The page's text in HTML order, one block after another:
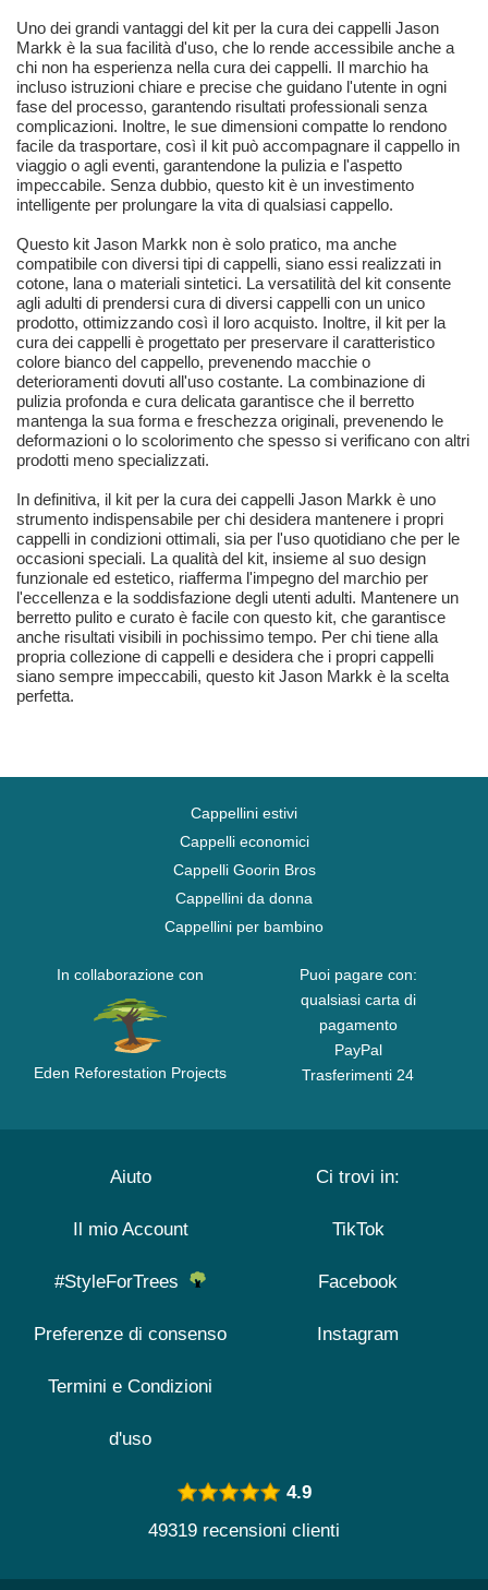
Uno dei grandi vantaggi del kit per la cura dei cappelli Jason
Markk è la sua facilità d'uso, che lo rende accessibile anche a
chi non ha esperienza nella cura dei cappelli. Il marchio ha
incluso istruzioni chiare e precise che guidano l'utente in ogni
fase del processo, garantendo risultati professionali senza
complicazioni. Inoltre, le sue dimensioni compatte lo rendono
facile da trasportare, così il kit può accompagnare il cappello in
viaggio o agli eventi, garantendone la pulizia e l'aspetto
impeccabile. Senza dubbio, questo kit è un investimento
intelligente per prolungare la vita di qualsiasi cappello.
Questo kit Jason Markk non è solo pratico, ma anche
compatibile con diversi tipi di cappelli, siano essi realizzati in
cotone, lana o materiali sintetici. La versatilità del kit consente
agli adulti di prendersi cura di diversi cappelli con un unico
prodotto, ottimizzando così il loro acquisto. Inoltre, il kit per la
cura dei cappelli è progettato per preservare il caratteristico
colore bianco del cappello, prevenendo macchie o
deterioramenti dovuti all'uso costante. La combinazione di
pulizia profonda e cura delicata garantisce che il berretto
mantenga la sua forma e freschezza originali, prevenendo le
deformazioni o lo scolorimento che spesso si verificano con altri
prodotti meno specializzati.
In definitiva, il kit per la cura dei cappelli Jason Markk è uno
strumento indispensabile per chi desidera mantenere i propri
cappelli in condizioni ottimali, sia per l'uso quotidiano che per le
occasioni speciali. La qualità del kit, insieme al suo design
funzionale ed estetico, riafferma l'impegno del marchio per
l'eccellenza e la soddisfazione degli utenti adulti. Mantenere un
berretto pulito e curato è facile con questo kit, che garantisce
anche risultati visibili in pochissimo tempo. Per chi tiene alla
propria collezione di cappelli e desidera che i propri cappelli
siano sempre impeccabili, questo kit Jason Markk è la scelta
perfetta.
Cappellini estivi
Cappelli economici
Cappelli Goorin Bros
Cappellini da donna
Cappellini per bambino
In collaborazione con
Eden Reforestation Projects
Puoi pagare con:
qualsiasi carta di
pagamento
PayPal
Trasferimenti 24
Aiuto
Il mio Account
#StyleForTrees
Preferenze di consenso
Termini e Condizioni
d'uso
Ci trovi in:
TikTok
Facebook
Instagram
4.9
49319 recensioni clienti